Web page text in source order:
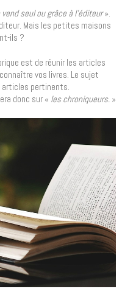
seul ou grâce à l’éditeur».
Mais les petites maisons
ils ?
est de réunir les articles
vos livres. Le sujet
articles pertinents.
donc sur « les chroniqueurs. »